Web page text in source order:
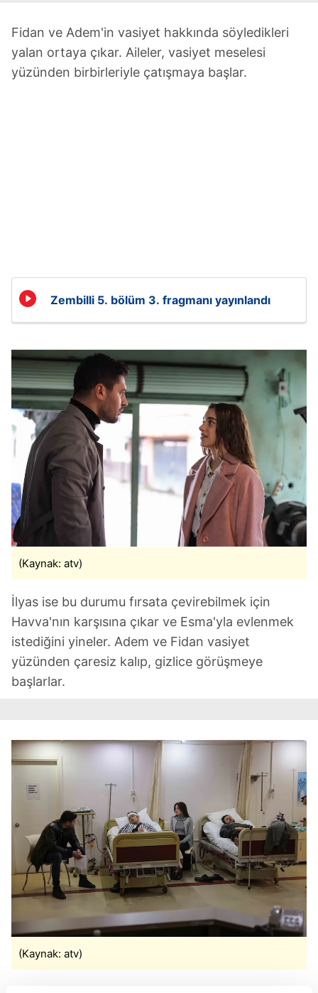
Fidan ve Adem'in vasiyet hakkında söyledikleri
yalan ortaya çıkar. Aileler, vasiyet meselesi
yüzünden birbirleriyle çatışmaya başlar.
Zembilli 5. bölüm 3. fragmanı yayınlandı
(Kaynak: atv)
İlyas ise bu durumu fırsata çevirebilmek için
Havva'nın karşısına çıkar ve Esma'yla evlenmek
istediğini yineler. Adem ve Fidan vasiyet
yüzünden çaresiz kalıp, gizlice görüşmeye
başlarlar.
(Kaynak: atv)